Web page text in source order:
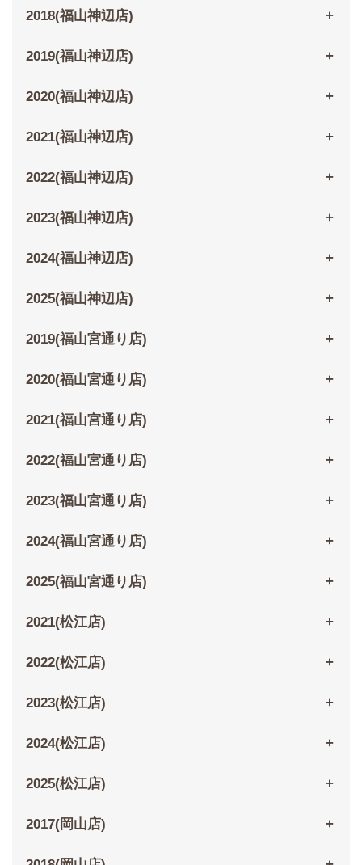
2018(福山神辺店)
2019(福山神辺店)
2020(福山神辺店)
2021(福山神辺店)
2022(福山神辺店)
2023(福山神辺店)
2024(福山神辺店)
2025(福山神辺店)
2019(福山宮通り店)
2020(福山宮通り店)
2021(福山宮通り店)
2022(福山宮通り店)
2023(福山宮通り店)
2024(福山宮通り店)
2025(福山宮通り店)
2021(松江店)
2022(松江店)
2023(松江店)
2024(松江店)
2025(松江店)
2017(岡山店)